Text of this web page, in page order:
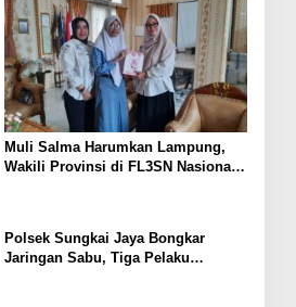
Muli Salma Harumkan Lampung,
Wakili Provinsi di FL3SN Nasional
Polsek Sungkai Jaya Bongkar
Jaringan Sabu, Tiga Pelaku